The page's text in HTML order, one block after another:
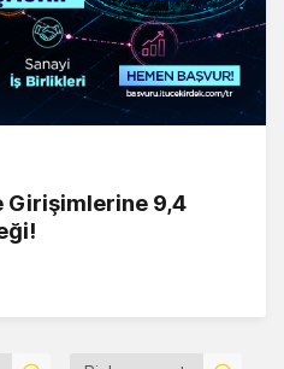
Girişimlerine 9,4